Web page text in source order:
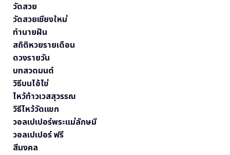
วัดสวย
วัดสวยเชียงใหม่
ทำนายฝัน
สถิติหวยรายเดือน
ดวงรายวัน
บทสวดมนต์
วิธีบนไอ้ไข่
ไหว้ท้าวเวสสุวรรณ
วิธีไหว้วัดแขก
วอลเปเปอร์พระแม่ลักษมี
วอลเปเปอร์ ฟรี
สีมงคล